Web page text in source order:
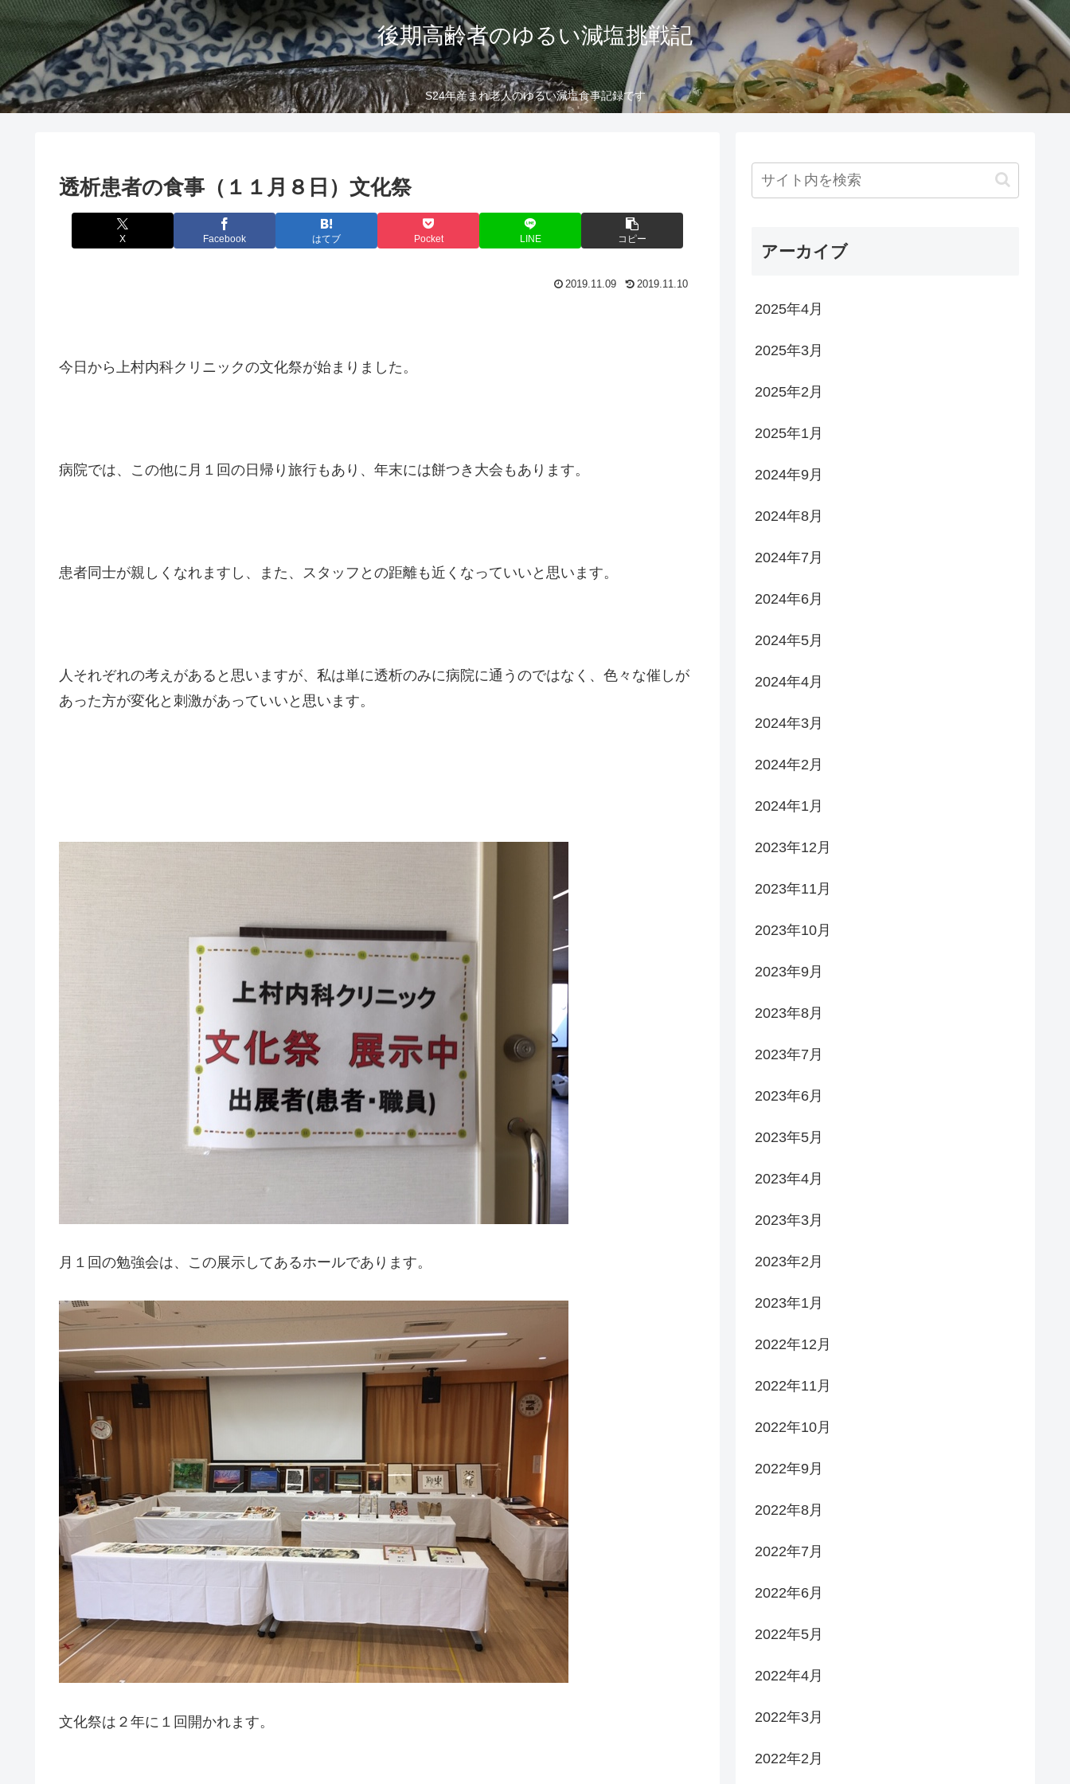
後期高齢者のゆるい減塩挑戦記
S24年産まれ老人のゆるい減塩食事記録です
透析患者の食事（１１月８日）文化祭
X Facebook はてブ Pocket LINE コピー
2019.11.09 2019.11.10
今日から上村内科クリニックの文化祭が始まりました。
病院では、この他に月１回の日帰り旅行もあり、年末には餅つき大会もあります。
患者同士が親しくなれますし、また、スタッフとの距離も近くなっていいと思います。
人それぞれの考えがあると思いますが、私は単に透析のみに病院に通うのではなく、色々な催しが
あった方が変化と刺激があっていいと思います。
月１回の勉強会は、この展示してあるホールであります。
文化祭は２年に１回開かれます。
アーカイブ
2025年4月
2025年3月
2025年2月
2025年1月
2024年9月
2024年8月
2024年7月
2024年6月
2024年5月
2024年4月
2024年3月
2024年2月
2024年1月
2023年12月
2023年11月
2023年10月
2023年9月
2023年8月
2023年7月
2023年6月
2023年5月
2023年4月
2023年3月
2023年2月
2023年1月
2022年12月
2022年11月
2022年10月
2022年9月
2022年8月
2022年7月
2022年6月
2022年5月
2022年4月
2022年3月
2022年2月